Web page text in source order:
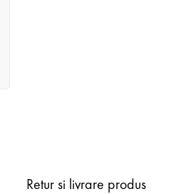
Retur si livrare produs